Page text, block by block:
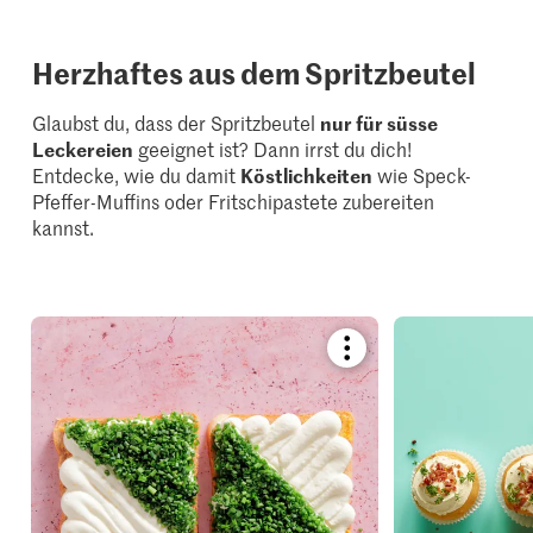
Herzhaftes aus dem Spritzbeutel
Glaubst du, dass der Spritzbeutel nur für süsse
Leckereien geeignet ist? Dann irrst du dich!
Entdecke, wie du damit Köstlichkeiten wie Speck-
Pfeffer-Muffins oder Fritschipastete zubereiten
kannst.
Bookmark
recipe
or
add
it
to
your
collections.